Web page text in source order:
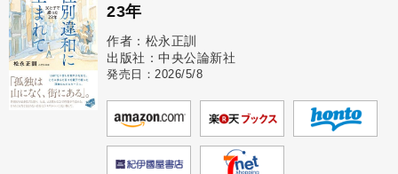
23年
作者：松永正訓
出版社：中央公論新社
発売日：2026/5/8